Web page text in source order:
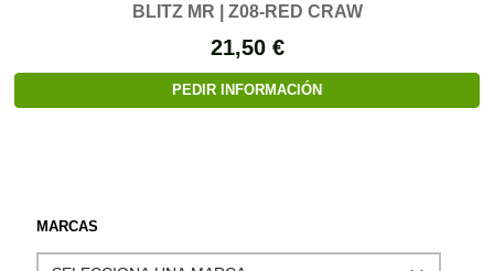
MARCAS
BLITZ MR | Z08-RED CRAW
21,50 €
PEDIR INFORMACIÓN